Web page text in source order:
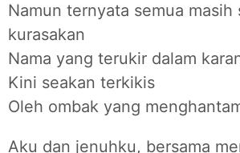
Namun ternyata semua masih
kurasakan
Nama yang terukir dalam
Kini seakan terkikis
Oleh ombak yang
Aku dan jenuhku, bersama